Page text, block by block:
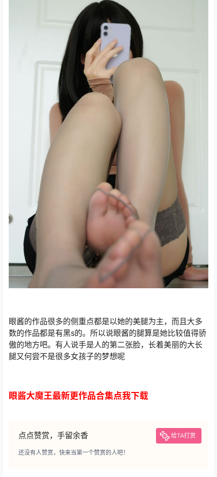
眼酱的作品很多的侧重点都是以她的美腿为主，而且大多
数的作品都是有黑s的。所以说眼酱的腿算是她比较值得骄
傲的地方吧。有人说手是人的第二张脸，长着美丽的大长
腿又何尝不是很多女孩子的梦想呢
眼酱大魔王最新更作品合集点我下载
点点赞赏，手留余香 给TA打赏
还没有人赞赏，快来当第一个赞赏的人吧！